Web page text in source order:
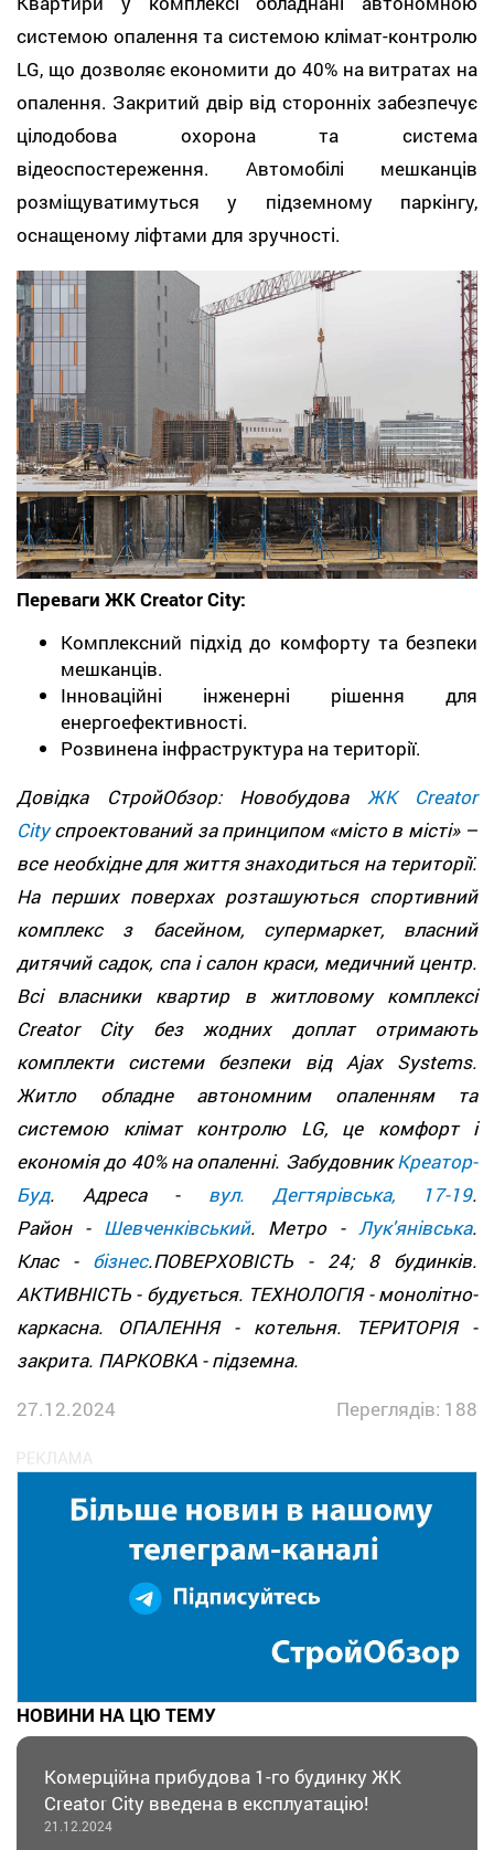
системою опалення та системою клімат-контролю
LG, що дозволяє економити до 40% на витратах на
опалення. Закритий двір від сторонніх забезпечує
цілодобова охорона та система
відеоспостереження. Автомобілі мешканців
розміщуватимуться у підземному паркінгу,
оснащеному ліфтами для зручності.
Переваги ЖК Creator City:
Комплексний підхід до комфорту та безпеки
мешканців.
Інноваційні інженерні рішення для
енергоефективності.
Розвинена інфраструктура на території.
Довідка СтройОбзор: Новобудова ЖК Creator
Cityспроектований за принципом «місто в місті» –
все необхідне для життя знаходиться на території.
На перших поверхах розташуються спортивний
комплекс з басейном, супермаркет, власний
дитячий садок, спа і салон краси, медичний центр.
Всі власники квартир в житловому комплексі
Creator City без жодних доплат отримають
комплекти системи безпеки від Ajax Systems.
Житло обладне автономним опаленням та
системою клімат контролю LG, це комфорт і
економія до 40% на опаленні. ЗабудовникКреатор-
Буд. Адреса - вул. Дегтярівська, 17-19.
Район - Шевченківський. Метро -Лук'янівська.
Клас - бізнес.ПОВЕРХОВІСТЬ - 24; 8 будинків.
АКТИВНІСТЬ - будується. ТЕХНОЛОГІЯ - монолітно-
каркасна. ОПАЛЕННЯ - котельня. ТЕРИТОРІЯ -
закрита. ПАРКОВКА - підземна.
27.12.2024
Переглядів: 188
НОВИНИ НА ЦЮ ТЕМУ
Комерційна прибудова 1-го будинку ЖК
Creator City введена в експлуатацію!
21.12.2024